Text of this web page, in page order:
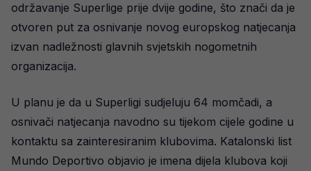
održavanje Superlige prije dvije godine, što znači da je
otvoren put za osnivanje novog europskog natjecanja
izvan nadležnosti glavnih svjetskih nogometnih
organizacija.
U planu je da u Superligi sudjeluju 64 momčadi, a
osnivači natjecanja navodno su tijekom cijele godine u
kontaktu sa zainteresiranim klubovima. Katalonski list
Mundo Deportivo objavio je imena dijela klubova koji